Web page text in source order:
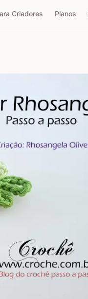
Criadores Planos